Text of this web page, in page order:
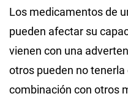
Los medicamentos de
pueden afectar su
vienen con una
otros pueden no
combinación con otros